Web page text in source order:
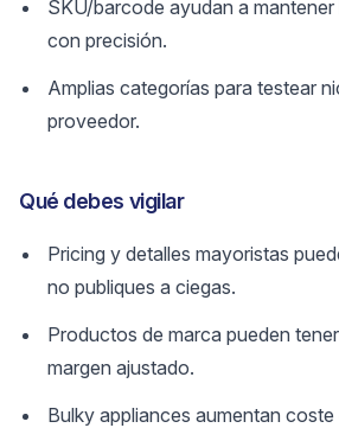
SKU/barcode ayudan a
con precisión.
Amplias categorías para testear
proveedor.
Qué debes vigilar
Pricing y detalles mayoristas
no publiques a ciegas.
Productos de marca pueden
margen ajustado.
Bulky appliances aumentan